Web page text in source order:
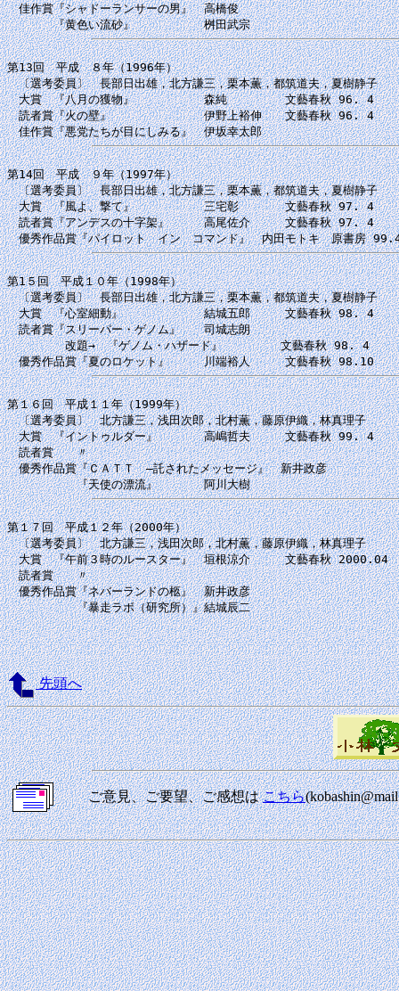
佳作賞『シャドーランサーの男』　高橋俊
第13回　平成　８年（1996年）
〔選考委員〕　長部日出雄，北方謙三，栗本薫，都筑道夫，夏樹静子
大賞　『八月の獲物』　　　　　　森純　　　　　文藝春秋 96. 4
読者賞『火の壁』　　　　　　　　伊野上裕伸　　文藝春秋 96. 4
第14回　平成　９年（1997年）
〔選考委員〕　長部日出雄，北方謙三，栗本薫，都筑道夫，夏樹静子
大賞　『風よ、撃て』　　　　　　三宅彰　　　　文藝春秋 97. 4
読者賞『アンデスの十字架』　　　高尾佐介　　　文藝春秋 97. 4
第1５回　平成１０年（1998年）
〔選考委員〕　長部日出雄，北方謙三，栗本薫，都筑道夫，夏樹静子
大賞　『心室細動』　　　　　　　結城五郎　　　文藝春秋 98. 4
読者賞『スリーパー・ゲノム』　　司城志朗
改題→　『ゲノム・ハザード』　　　　　文藝春秋 98. 4
第１６回　平成１１年（1999年）
〔選考委員〕　北方謙三，浅田次郎，北村薫，藤原伊織，林真理子
大賞　『イントゥルダー』　　　　高嶋哲夫　　　文藝春秋 99. 4
読者賞　　〃
優秀作品賞『ＣＡＴＴ　―託されたメッセージ』　新井政彦
第１７回　平成１２年（2000年）
〔選考委員〕　北方謙三，浅田次郎，北村薫，藤原伊織，林真理子
大賞　『午前３時のルースター』　垣根涼介　　　文藝春秋 2000.04
読者賞　　〃
優秀作品賞『ネバーランドの柩』　新井政彦
『暴走ラボ（研究所）』結城辰二
先頭へ
ご意見、ご要望、ご感想はこちら